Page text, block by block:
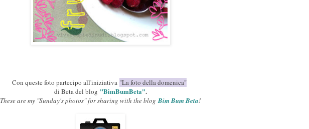
Con queste foto partecipo all'iniziativa "La foto della domenica"
di Beta del blog "BimBumBeta".
These are my "Sunday's photos" for sharing with the blogBim Bum Beta!